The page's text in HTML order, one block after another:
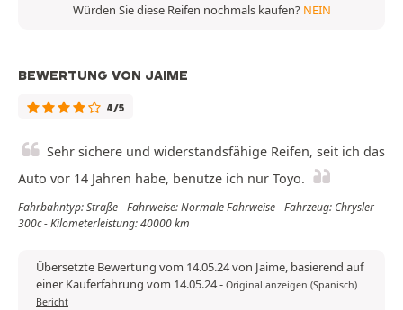
Würden Sie diese Reifen nochmals kaufen? NEIN
BEWERTUNG VON JAIME
4/5
Sehr sichere und widerstandsfähige Reifen, seit ich das
Auto vor 14 Jahren habe, benutze ich nur Toyo.
Fahrbahntyp: Straße - Fahrweise: Normale Fahrweise - Fahrzeug: Chrysler
300c - Kilometerleistung: 40000 km
Übersetzte Bewertung vom 14.05.24 von Jaime, basierend auf
einer Kauferfahrung vom 14.05.24- Original anzeigen (Spanisch)
Bericht